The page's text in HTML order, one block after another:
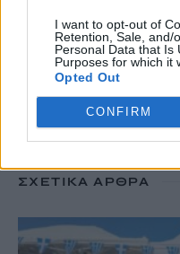
I want to opt-out of
Retention, Sale, and/
Personal Data that Is
Purposes for which it
Opted Out
CONFIRM
TRENDING
ΦΩΤΙΑ #ΠΥΡΟΣΒΕΣΤΙΚΗ
ΣΧΕΤΙΚΆ ΆΡΘΡΑ